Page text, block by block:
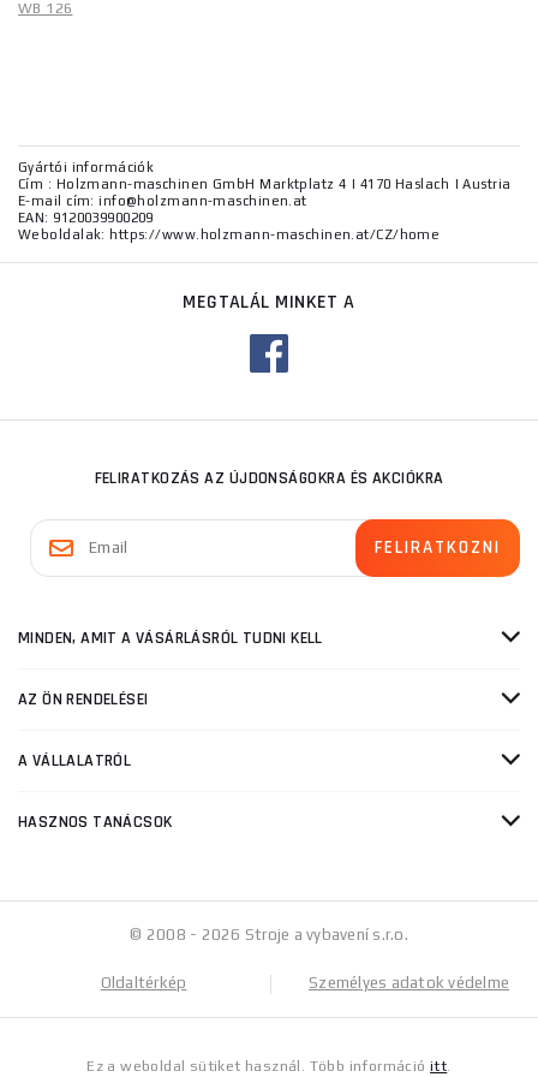
WB 126
Gyártói információk
Cím : Holzmann-maschinen GmbH Marktplatz 4 | 4170 Haslach | Austria
E-mail cím: info@holzmann-maschinen.at
EAN: 9120039900209
Weboldalak: https://www.holzmann-maschinen.at/CZ/home
MEGTALÁL MINKET A
FELIRATKOZÁS AZ ÚJDONSÁGOKRA ÉS AKCIÓKRA
MINDEN, AMIT A VÁSÁRLÁSRÓL TUDNI KELL
AZ ÖN RENDELÉSEI
A VÁLLALATRÓL
HASZNOS TANÁCSOK
© 2008 - 2026 Stroje a vybavení s.r.o.
Oldaltérkép Személyes adatok védelme
Ez a weboldal sütiket használ. Több információitt.